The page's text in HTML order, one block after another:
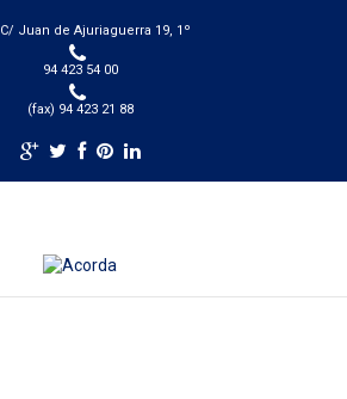
C/ Juan de Ajuriaguerra 19, 1º
94 423 54 00
(fax) 94 423 21 88